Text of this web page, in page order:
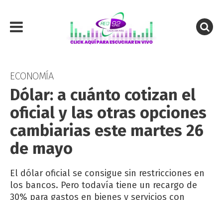
ECONOMÍA
Dólar: a cuánto cotizan el
oficial y las otras opciones
cambiarias este martes 26
de mayo
El dólar oficial se consigue sin restricciones en
los bancos. Pero todavía tiene un recargo de
30% para gastos en bienes y servicios con